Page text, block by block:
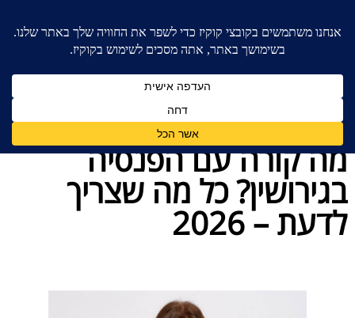
מה קורה עם הפנסיה בגירושין? כל
מה קורה עם הפנסיה
בגירושין? כל מה שצריך
לדעת – 2026